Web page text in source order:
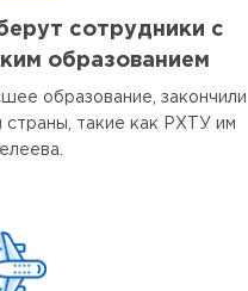
сотрудники с
образованием
образование, закончили
страны, такие как РХТУ им